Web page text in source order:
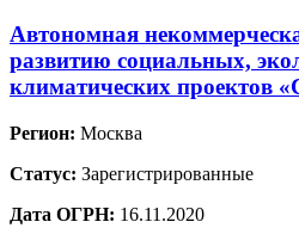
Автономная
развитию социальных,
климатических проектов
Регион: Москва
Статус: Зарегистрированные
Дата ОГРН: 16.11.2020